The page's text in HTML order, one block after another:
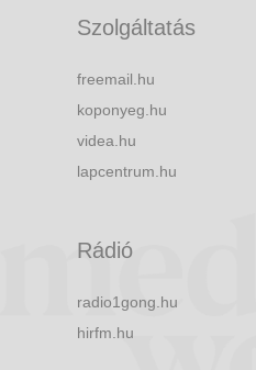
Szolgáltatás
freemail.hu
koponyeg.hu
videa.hu
lapcentrum.hu
Rádió
radio1gong.hu
hirfm.hu